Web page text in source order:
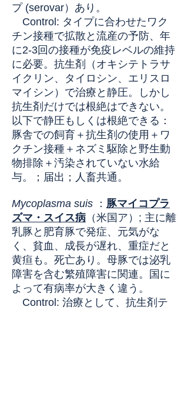
プ (serovar）あり。
Control: タイプに合わせたワク
チン接種で拡散と流産の予防、年
に2-3回の接種が免疫レベルの維持
に必要。抗生剤（オキシテトラサ
イクリン、タイロシン、エリスロ
マイシン）で治療と静圧。しかし
抗生剤だけでは根絶はできない。
以下で静圧もしくは根絶できる：
豚舎での飼育＋抗生剤の使用＋ワ
クチン接種＋ネズミ駆除と野生動
物排除＋汚染されていない水給
与。；届出；人畜共通。
Mycoplasma suis ： 豚マイコプラ
ズマ・スイス病 （米国ア） ; 主に離
乳豚と肥育豚で発症、元気がな
く、貧血、成長が遅れ、重症だと
黄疸も。死亡あり。母豚では泌乳
障害を含む繁殖障害に関連。国に
よって有病率が大きく違う。
Control: 治療として、抗生剤テ